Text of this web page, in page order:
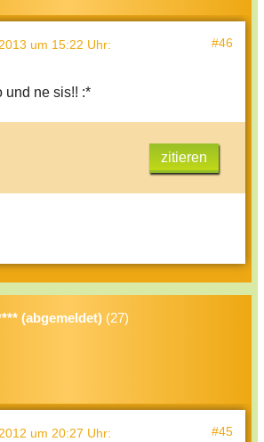
um 15:22 Uhr: #46
und ne sis!! :*
zitieren
(abgemeldet) (27)
um 20:27 Uhr: #45